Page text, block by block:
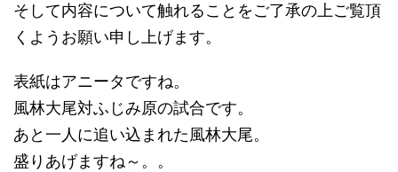
そして内容について触れることをご了承の上ご覧頂
くようお願い申し上げます。
表紙はアニータですね。
風林大尾対ふじみ原の試合です。
あと一人に追い込まれた風林大尾。
盛りあげますね～。。